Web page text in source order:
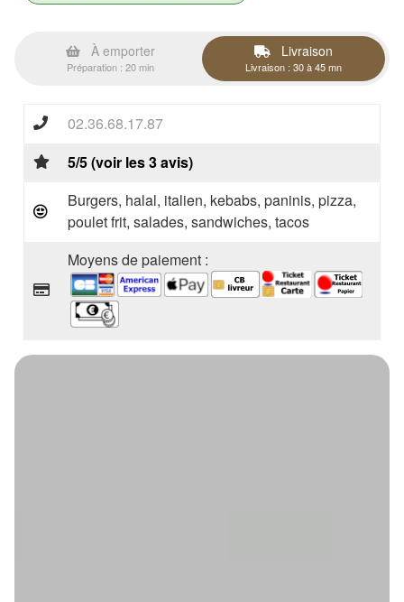
À emporter
Préparation : 20 min
Livraison
Livraison : 30 à 45 mn
02.36.68.17.87
5/5 (voir les 3 avis)
Burgers, halal, italien, kebabs, paninis, pizza,
poulet frit, salades, sandwiches, tacos
Moyens de paiement :